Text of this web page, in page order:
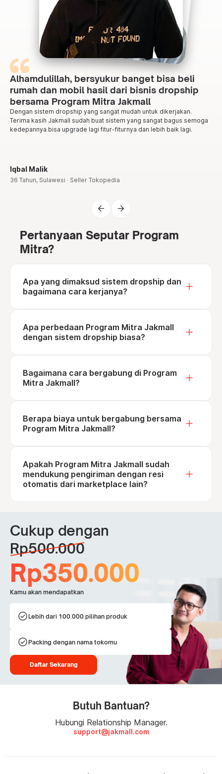
Alhamdulillah, bersyukur banget bisa beli
rumah dan mobil hasil dari bisnis dropship
bersama Program Mitra Jakmall
Dengan sistem dropship yang sangat mudah untuk dikerjakan.
Terima kasih Jakmall sudah buat sistem yang sangat bagus semoga
kedepannya bisa upgrade lagi fitur-fiturnya dan lebih baik lagi.
Iqbal Malik
36 Tahun, Sulawesi · Seller Tokopedia
arrow_back arrow_forward
Pertanyaan Seputar Program
Mitra?
Apa yang dimaksud sistem dropship dan
bagaimana cara kerjanya?
Apa perbedaan Program Mitra Jakmall
dengan sistem dropship biasa?
Bagaimana cara bergabung di Program
Mitra Jakmall?
Berapa biaya untuk bergabung bersama
Program Mitra Jakmall?
Apakah Program Mitra Jakmall sudah
mendukung pengiriman dengan resi
otomatis dari marketplace lain?
Cukup dengan
Rp500.000
Rp350.000
Kamu akan mendapatkan
check_circleLebih dari 100.000 pilihan produk
check_circlePacking dengan nama tokomu
Daftar Sekarang
Butuh Bantuan?
Hubungi Relationship Manager.
support@jakmall.com